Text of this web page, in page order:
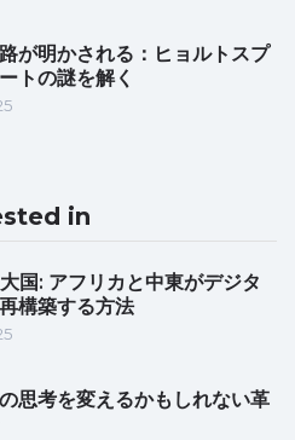
が明かされる：ヒョルトスプ
トの謎を解く
in
国: アフリカと中東がデジタ
構築する方法
思考を変えるかもしれない革